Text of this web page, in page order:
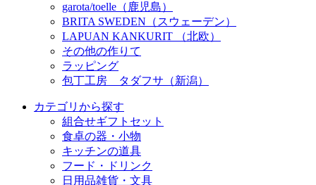
garota/toelle（鹿児島）
BRITA SWEDEN（スウェーデン）
LAPUAN KANKURIT （北欧）
その他の作りて
ラッピング
包丁工房 タダフサ（新潟）
カテゴリから探す
組合せギフトセット
食卓の器・小物
キッチンの道具
フード・ドリンク
日用品雑貨・文具